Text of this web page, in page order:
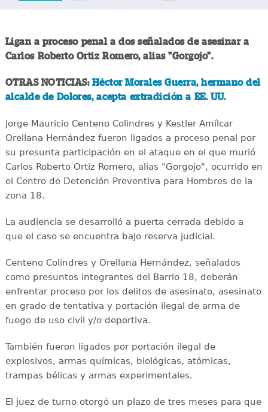
Ligan a proceso penal a dos señalados de asesinar a
Carlos Roberto Ortiz Romero, alias "Gorgojo".
OTRAS NOTICIAS: Héctor Morales Guerra, hermano del
alcalde de Dolores, acepta extradición a EE. UU.
Jorge Mauricio Centeno Colindres y Kestler Amílcar
Orellana Hernández fueron ligados a proceso penal por
su presunta participación en el ataque en el que murió
Carlos Roberto Ortiz Romero, alias "Gorgojo", ocurrido en
el Centro de Detención Preventiva para Hombres de la
zona 18.
La audiencia se desarrolló a puerta cerrada debido a
que el caso se encuentra bajo reserva judicial.
Centeno Colindres y Orellana Hernández, señalados
como presuntos integrantes del Barrio 18, deberán
enfrentar proceso por los delitos de asesinato, asesinato
en grado de tentativa y portación ilegal de arma de
fuego de uso civil y/o deportiva.
También fueron ligados por portación ilegal de
explosivos, armas químicas, biológicas, atómicas,
trampas bélicas y armas experimentales.
El juez de turno otorgó un plazo de tres meses para que